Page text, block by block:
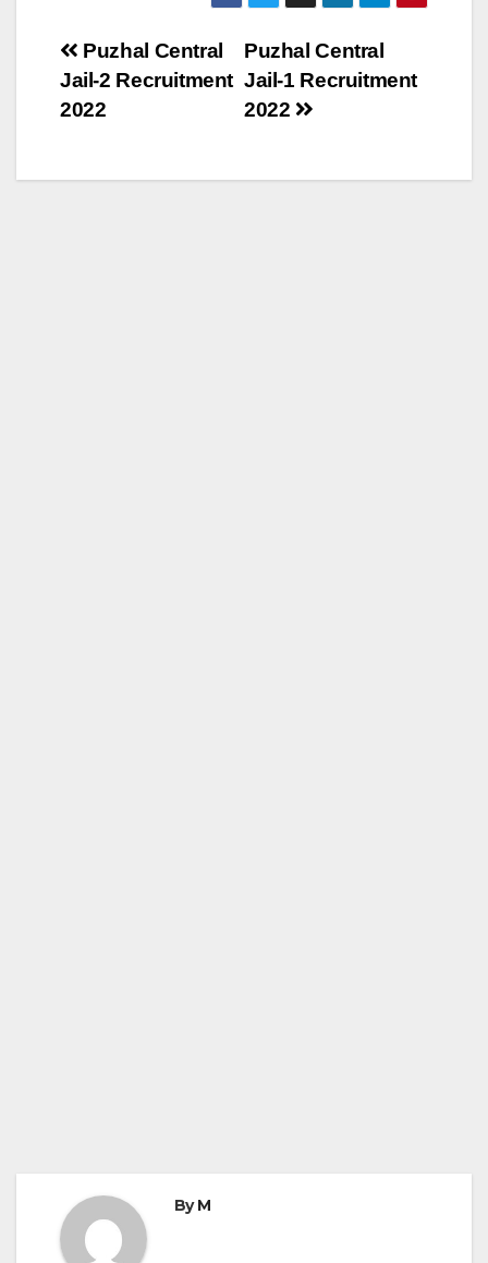
Puzhal Central
Jail-1 Recruitment
2022
Puzhal Central
Jail-2 Recruitment
2022
ByM